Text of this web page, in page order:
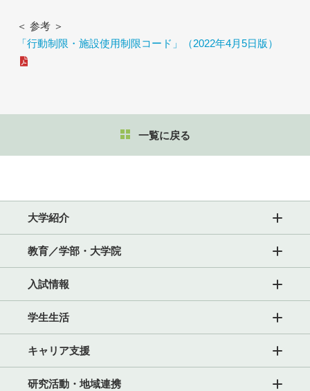
＜ 参考 ＞
「行動制限・施設使用制限コード」（2022年4月5日版）
一覧に戻る
大学紹介
教育／学部・大学院
入試情報
学生生活
キャリア支援
研究活動・地域連携